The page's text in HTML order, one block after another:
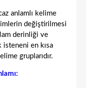
anlamlı kelime
değiştirilmesi
derinliği ve
isteneni en kısa
gruplarıdır.